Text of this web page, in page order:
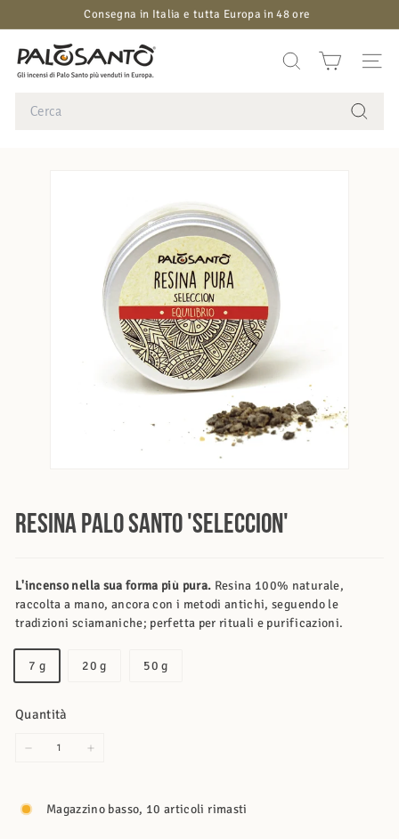
direttamente
contenuti
Metti
Consegna in Italia e tutta Europa in 48 ore
P
a
CERCA
Resina Palo Santo 'Seleccion'
L'incenso nella sua forma più pura. Resina 100% naturale,
raccolta a mano, ancora con i metodi antichi, seguendo le
tradizioni sciamaniche; perfetta per rituali e purificazioni.
Quantità
7 g 20 g 50 g
Quantità
Magazzino basso, 10 articoli rimasti